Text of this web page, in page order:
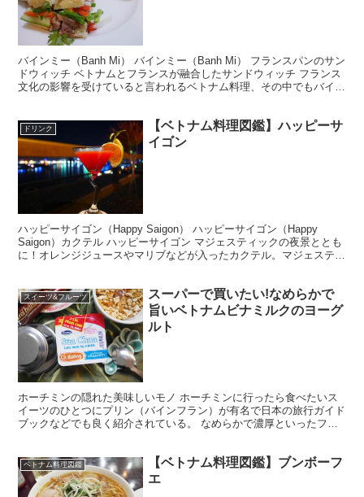
バインミー（Banh Mi） バインミー（Banh Mi） フランスパンのサン
ドウィッチ ベトナムとフランスが融合したサンドウィッチ フランス
文化の影響を受けていると言われるベトナム料理、その中でもバイン
ドリンク
【ベトナム料理図鑑】ハッピーサ
イゴン
ハッピーサイゴン（Happy Saigon） ハッピーサイゴン（Happy
Saigon）カクテル ハッピーサイゴン マジェスティックの夜景ととも
に！オレンジジュースやマリブなどが入ったカクテル。マジェスティ
スイーツ&フルーツ
スーパーで買いたい!なめらかで
旨いベトナムビナミルクのヨーグ
ルト
ホーチミンの隠れた美味しいモノ ホーチミンに行ったら食べたいス
イーツのひとつにプリン（バインフラン）が有名で日本の旅行ガイド
ブックなどでも良く紹介されている。 なめらかで濃厚といったフレ
ベトナム料理図鑑
【ベトナム料理図鑑】ブンボーフ
エ